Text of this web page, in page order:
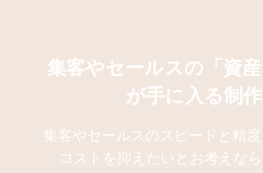
集客やセールスの「資産
が手に入る制
集客やセールスのスピードと精
コストを抑えたいとお考えな